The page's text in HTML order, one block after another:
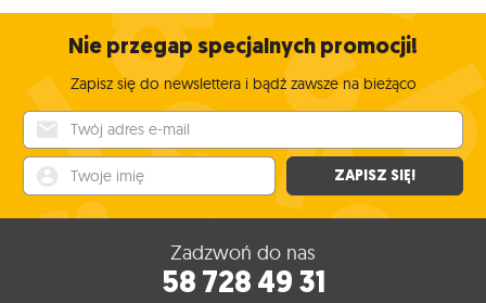
Nie przegap specjalnych promocji!
Zapisz się do newslettera i bądź zawsze na bieżąco
ZAPISZ SIĘ!
Zadzwoń do nas
58 728 49 31